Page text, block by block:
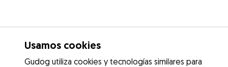
Usamos cookies
Gudog utiliza cookies y tecnologías similares para